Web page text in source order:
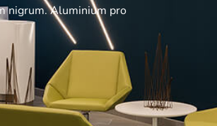
nigrum. Aluminium pro